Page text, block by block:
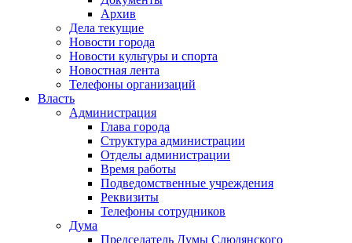
Архив
Дела текущие
Новости города
Новости культуры и спорта
Новостная лента
Телефоны организаций
Власть
Администрация
Глава города
Структура администрации
Отделы администрации
Время работы
Подведомственные учреждения
Реквизиты
Телефоны сотрудников
Дума
Председатель Думы Слюдянского